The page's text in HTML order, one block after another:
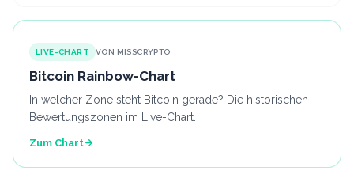
LIVE-CHART VON MISSCRYPTO
Bitcoin Rainbow-Chart
In welcher Zone steht Bitcoin gerade? Die historischen
Bewertungszonen im Live-Chart.
Zum Chart